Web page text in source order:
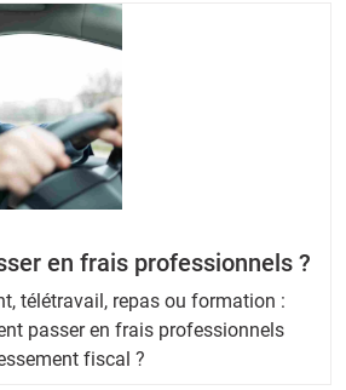
en frais professionnels ?
télétravail, repas ou formation :
passer en frais professionnels
fiscal ?